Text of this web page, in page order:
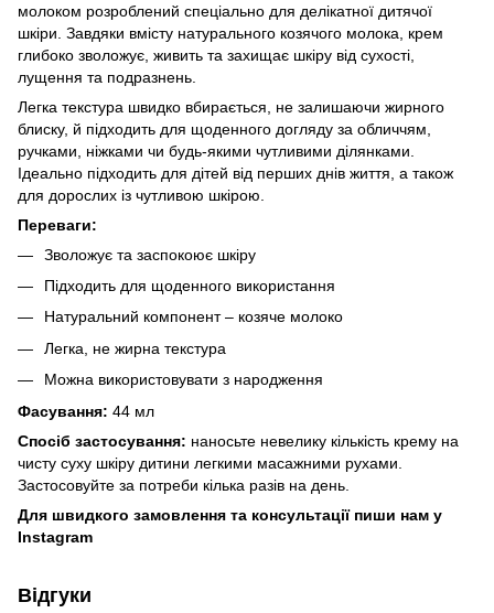
молоком розроблений спеціально для делікатної дитячої
шкіри. Завдяки вмісту натурального козячого молока, крем
глибоко зволожує, живить та захищає шкіру від сухості,
лущення та подразнень.
Легка текстура швидко вбирається, не залишаючи жирного
блиску, й підходить для щоденного догляду за обличчям,
ручками, ніжками чи будь-якими чутливими ділянками.
Ідеально підходить для дітей від перших днів життя, а також
для дорослих із чутливою шкірою.
Переваги:
Зволожує та заспокоює шкіру
Підходить для щоденного використання
Натуральний компонент – козяче молоко
Легка, не жирна текстура
Можна використовувати з народження
Фасування: 44 мл
Спосіб застосування: наносьте невелику кількість крему на
чисту суху шкіру дитини легкими масажними рухами.
Застосовуйте за потреби кілька разів на день.
Для швидкого замовлення та консультації пиши нам у
Instagram
Відгуки